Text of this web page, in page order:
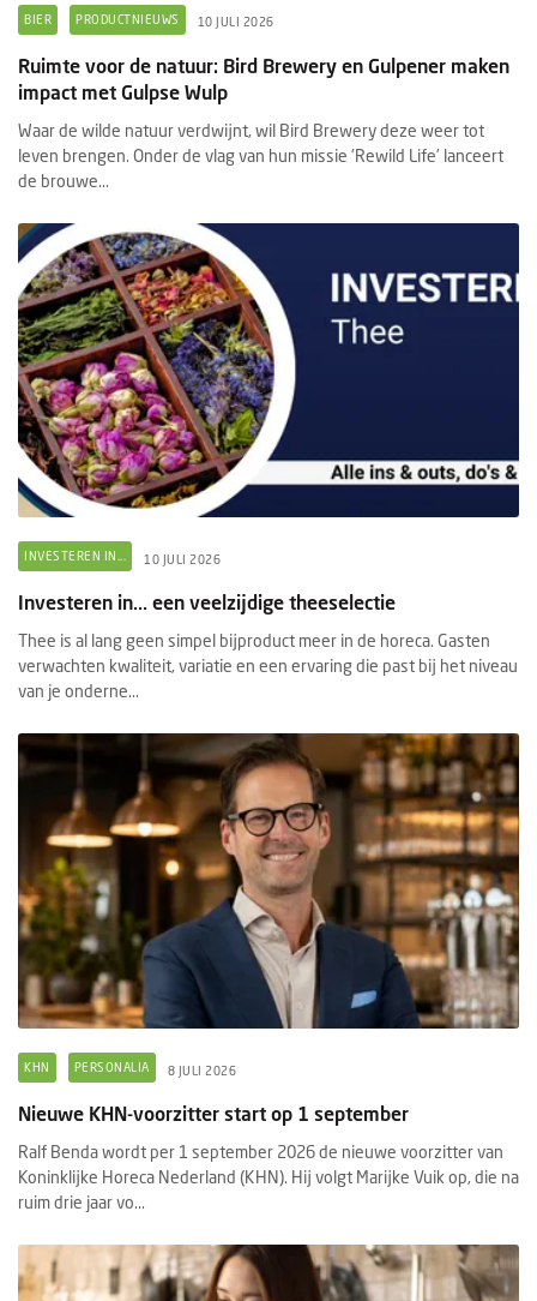
BIER PRODUCTNIEUWS 10 JULI 2026
Ruimte voor de natuur: Bird Brewery en Gulpener maken
impact met Gulpse Wulp
Waar de wilde natuur verdwijnt, wil Bird Brewery deze weer tot
leven brengen. Onder de vlag van hun missie 'Rewild Life’ lanceert
de brouwe...
INVESTEREN IN... 10 JULI 2026
Investeren in... een veelzijdige theeselectie
Thee is al lang geen simpel bijproduct meer in de horeca. Gasten
verwachten kwaliteit, variatie en een ervaring die past bij het niveau
van je onderne...
KHN PERSONALIA 8 JULI 2026
Nieuwe KHN-voorzitter start op 1 september
Ralf Benda wordt per 1 september 2026 de nieuwe voorzitter van
Koninklijke Horeca Nederland (KHN). Hij volgt Marijke Vuik op, die na
ruim drie jaar vo...